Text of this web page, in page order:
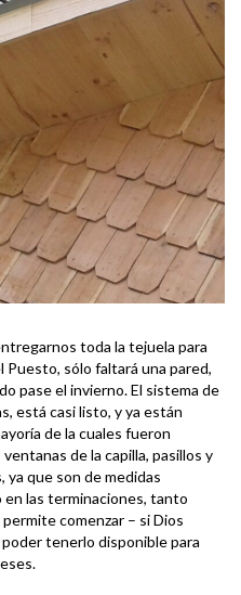
toda la tejuela para
sólo faltará una pared,
pase el invierno. El sistema de
está casi listo, y ya están
de la cuales fueron
de la capilla, pasillos y
ya que son de medidas
en las terminaciones, tanto
comenzar – si Dios
tenerlo disponible para